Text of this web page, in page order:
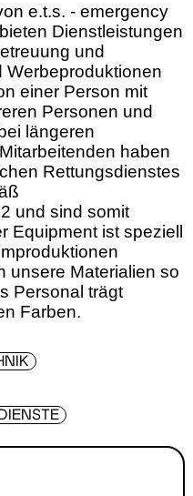
e.t.s. - emergency
Dienstleistungen
und
Werbeproduktionen
einer Person mit
Personen und
längeren
haben
Rettungsdienstes
und sind somit
Equipment ist speziell
unsere Materialien so
Personal trägt
Farben.